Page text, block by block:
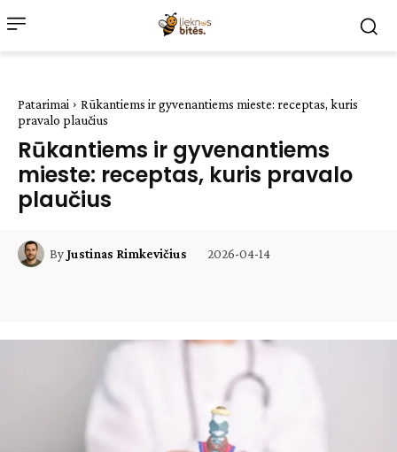
Patarimai
Rūkantiems ir gyvenantiems mieste: receptas, kuris
pravalo plaučius
Rūkantiems ir gyvenantiems
mieste: receptas, kuris pravalo
plaučius
ByJustinas Rimkevičius 2026-04-14